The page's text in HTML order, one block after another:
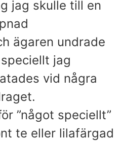
jag skulle till en
ägaren undrade
jag
vid några
”något speciellt”
te eller lilafärgad